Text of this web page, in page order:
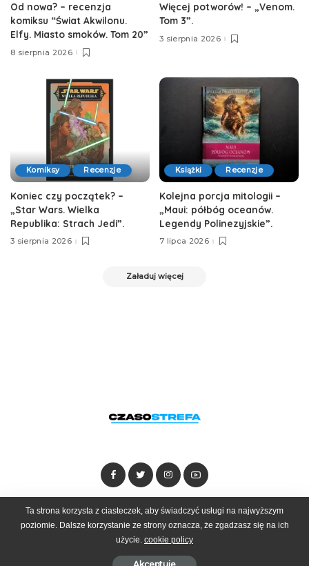
Od nowa? – recenzja
komiksu “Świat Akwilonu.
Elfy. Miasto smoków. Tom 20”
8 sierpnia 2026
Więcej potworów! – „Venom.
Tom 3”.
3 sierpnia 2026
Komiksy Recenzje
Koniec czy początek? –
„Star Wars. Wielka
Republika: Strach Jedi”.
3 sierpnia 2026
Książki Recenzje
Kolejna porcja mitologii –
„Maui: półbóg oceanów.
Legendy Polinezyjskie”.
7 lipca 2026
Załaduj więcej
Dołącz do zespołu Kontakt Reklama
© 2025 Czasostrefa by Goobrand
Ta strona korzysta z ciasteczek, aby świadczyć usługi na najwyższym
poziomie. Dalsze korzystanie ze strony oznacza, że zgadzasz się na ich
użycie. cookie policy